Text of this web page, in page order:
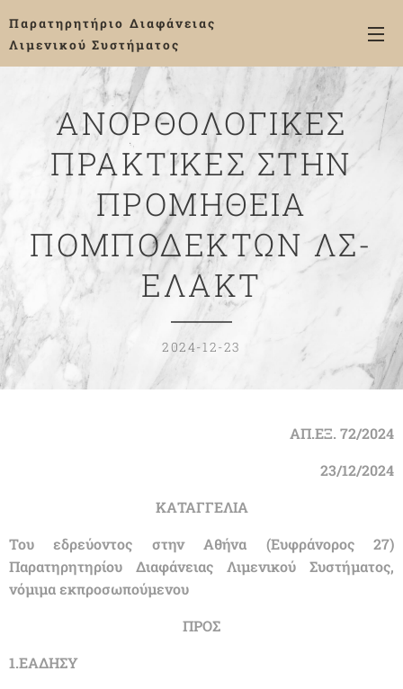
Παρατηρητήριο Διαφάνειας
Λιμενικού Συστήματος
ΑΝΟΡΘΟΛΟΓΙΚΕΣ
ΠΡΑΚΤΙΚΕΣ ΣΤΗΝ
ΠΡΟΜΗΘΕΙΑ
ΠΟΜΠΟΔΕΚΤΩΝ ΛΣ-
ΕΛΑΚΤ
2024-12-23
ΑΠ.ΕΞ. 72/2024
23/12/2024
ΚΑΤΑΓΓΕΛΙΑ
Του εδρεύοντος στην Αθήνα (Ευφράνορος 27)
Παρατηρητηρίου Διαφάνειας Λιμενικού Συστήματος,
νόμιμα εκπροσωπούμενου
ΠΡΟΣ
1.ΕΑΔΗΣΥ